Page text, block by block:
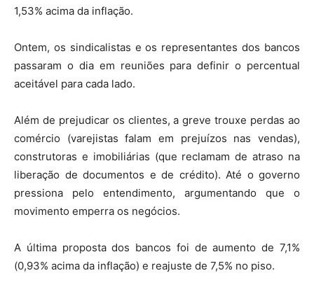
1,53% acima da inflação.
Ontem, os sindicalistas e os representantes dos bancos
passaram o dia em reuniões para definir o percentual
aceitável para cada lado.
Além de prejudicar os clientes, a greve trouxe perdas ao
comércio (varejistas falam em prejuízos nas vendas),
construtoras e imobiliárias (que reclamam de atraso na
liberação de documentos e de crédito). Até o governo
pressiona pelo entendimento, argumentando que o
movimento emperra os negócios.
A última proposta dos bancos foi de aumento de 7,1%
(0,93% acima da inflação) e reajuste de 7,5% no piso.